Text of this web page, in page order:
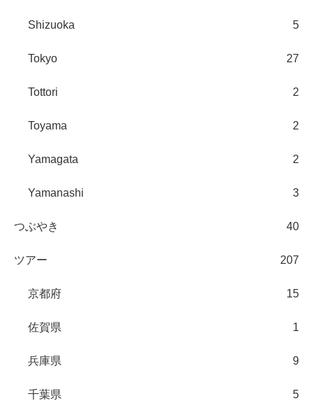
Shizuoka 5
Tokyo 27
Tottori 2
Toyama 2
Yamagata 2
Yamanashi 3
つぶやき 40
ツアー 207
京都府 15
佐賀県 1
兵庫県 9
千葉県 5